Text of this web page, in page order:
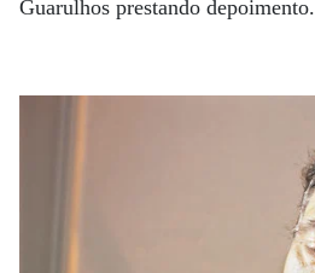
Guarulhos prestando depoimento.